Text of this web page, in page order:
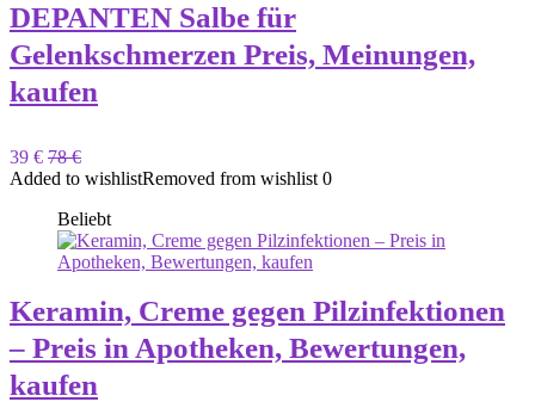
DEPANTEN Salbe für
Gelenkschmerzen Preis, Meinungen,
kaufen
39 € 78 €
Added to wishlistRemoved from wishlist 0
Beliebt
Keramin, Creme gegen Pilzinfektionen
– Preis in Apotheken, Bewertungen,
kaufen